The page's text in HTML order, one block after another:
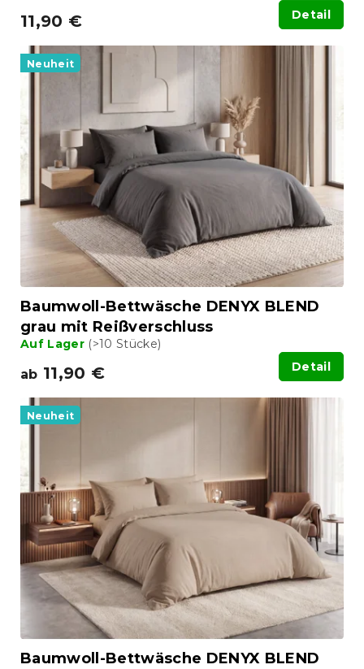
11,90 € Detail
Neuheit
Baumwoll-Bettwäsche DENYX BLEND
grau mit Reißverschluss
Auf Lager (>10 Stücke)
ab 11,90 € Detail
Neuheit
Baumwoll-Bettwäsche DENYX BLEND